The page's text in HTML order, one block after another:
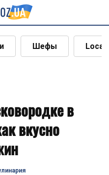
Шефы Local
в
вкусно